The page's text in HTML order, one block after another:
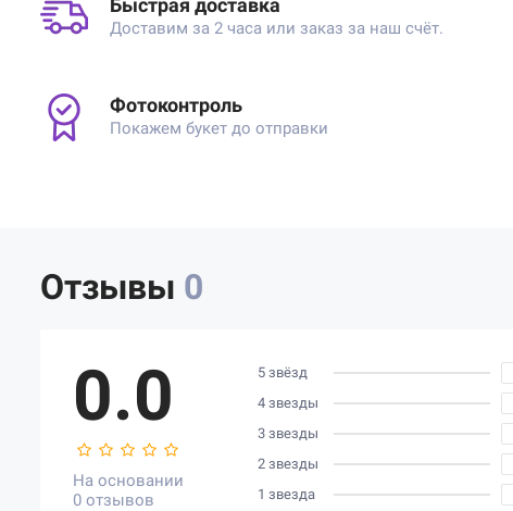
Быстрая доставка
Доставим за 2 часа или заказ за наш счёт.
Фотоконтроль
Покажем букет до отправки
Отзывы 0
0.0
На основании
0 отзывов
5 звёзд
4 звезды
3 звезды
2 звезды
1 звезда